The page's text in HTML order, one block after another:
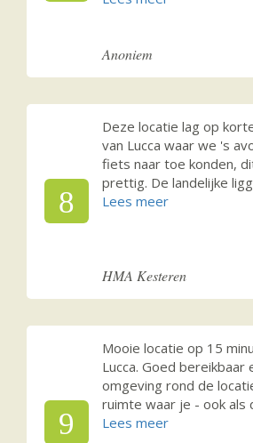
Anoniem
8
Deze locatie lag op
van Lucca waar we 's
fiets naar toe konden,
prettig. De landelijke
HMA Kesteren
9
Mooie locatie op 15
Lucca. Goed bereikbaar
omgeving rond de
ruimte waar je - ook als